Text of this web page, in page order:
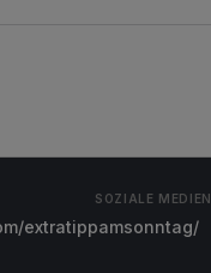
SOZIALE MEDIEN
extratippamsonntag/